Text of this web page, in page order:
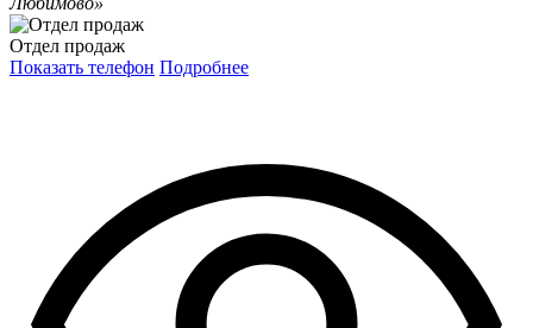
Отдел продаж
Показать телефон Подробнее